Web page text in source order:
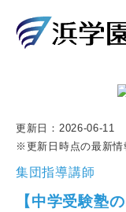
更新日： 2026-06-11
※更新日時点の最新情
集団指導講師
【中学受験塾